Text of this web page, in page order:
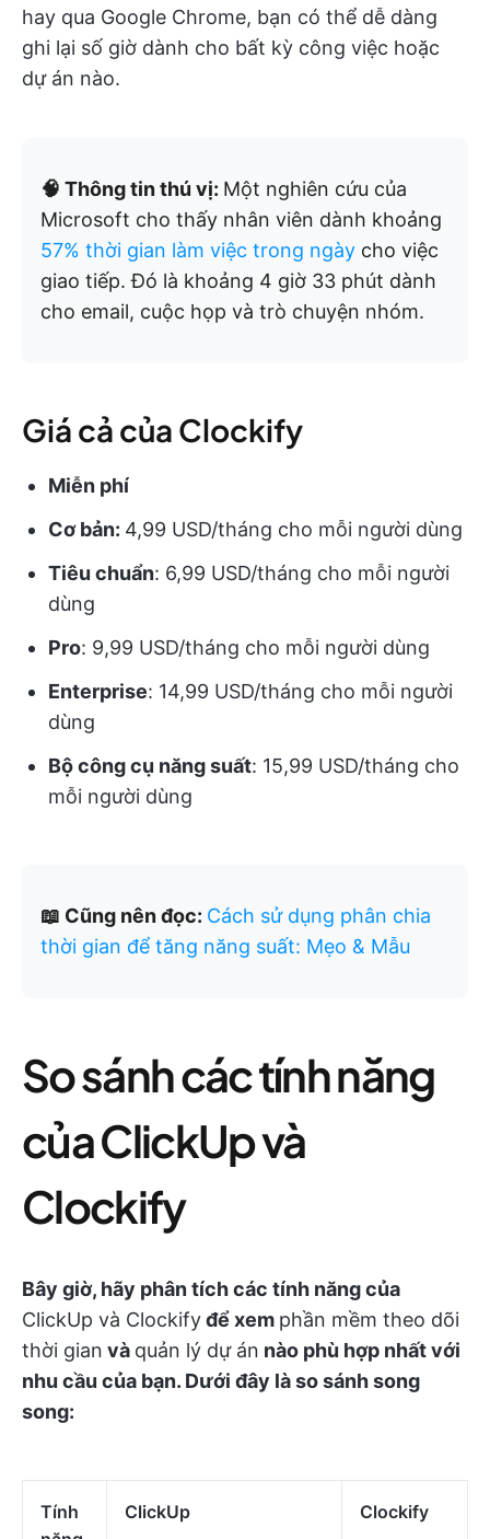
hay qua Google Chrome, bạn có thể dễ dàng
ghi lại số giờ dành cho bất kỳ công việc hoặc
dự án nào.
🧠 Thông tin thú vị: Một nghiên cứu của
Microsoft cho thấy nhân viên dành khoảng
57% thời gian làm việc trong ngày cho việc
giao tiếp. Đó là khoảng 4 giờ 33 phút dành
cho email, cuộc họp và trò chuyện nhóm.
Giá cả của Clockify
Miễn phí
Cơ bản: 4,99 USD/tháng cho mỗi người dùng
Tiêu chuẩn: 6,99 USD/tháng cho mỗi người
dùng
Pro: 9,99 USD/tháng cho mỗi người dùng
Enterprise: 14,99 USD/tháng cho mỗi người
dùng
Bộ công cụ năng suất: 15,99 USD/tháng cho
mỗi người dùng
📖 Cũng nên đọc: Cách sử dụng phân chia
thời gian để tăng năng suất: Mẹo & Mẫu
So sánh các tính năng
của ClickUp và
Clockify
Bây giờ, hãy phân tích các tính năng của
ClickUp và Clockifyđể xem phần mềm theo dõi
thời gian và quản lý dự án nào phù hợp nhất với
nhu cầu của bạn. Dưới đây là so sánh song
song:
Tính
ClickUp Clockify